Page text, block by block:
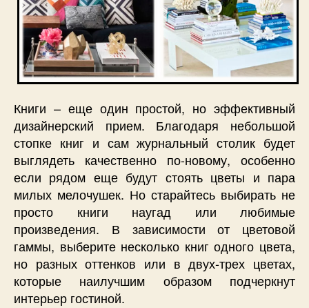
Книги – еще один простой, но эффективный
дизайнерский прием. Благодаря небольшой
стопке книг и сам журнальный столик будет
выглядеть качественно по-новому, особенно
если рядом еще будут стоять цветы и пара
милых мелочушек. Но старайтесь выбирать не
просто книги наугад или любимые
произведения. В зависимости от цветовой
гаммы, выберите несколько книг одного цвета,
но разных оттенков или в двух-трех цветах,
которые наилучшим образом подчеркнут
интерьер гостиной.